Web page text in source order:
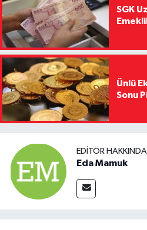
SGK
Ünlü
Sonu
EDITÖR HAKKINDA
Eda Mamuk